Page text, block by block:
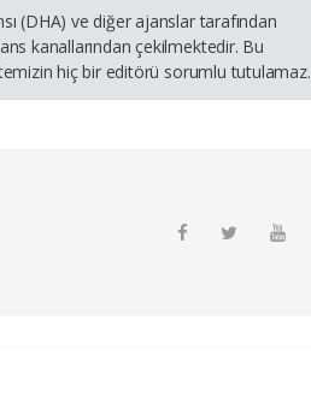
(DHA) ve diğer ajanslar tarafından
kanallarından çekilmektedir. Bu
hiç bir editörü sorumlu tutulamaz.